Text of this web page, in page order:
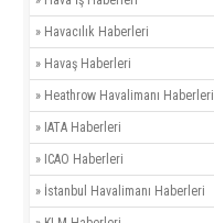
» Havacılık Haberleri
» Havaş Haberleri
» Heathrow Havalimanı Haberleri
» IATA Haberleri
» ICAO Haberleri
» İstanbul Havalimanı Haberleri